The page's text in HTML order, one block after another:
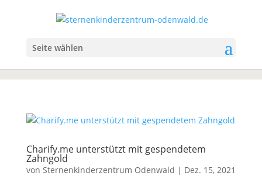
Seite wählen
Charify.me unterstützt mit gespendetem
Zahngold
von Sternenkinderzentrum Odenwald | Dez. 15, 2021